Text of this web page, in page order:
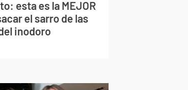
esta es la MEJOR
el sarro de las
inodoro